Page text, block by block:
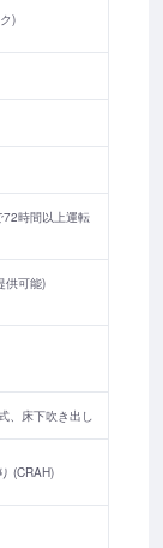
)
時間以上運転
供可能)
、床下吹き出し
(CRAH)